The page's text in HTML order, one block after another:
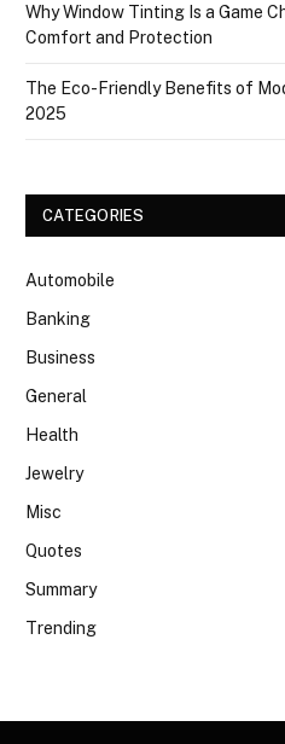
Why Window Tinting Is a Game
Comfort and Protection
The Eco-Friendly Benefits of
2025
CATEGORIES
Automobile
Banking
Business
General
Health
Jewelry
Misc
Quotes
Summary
Trending